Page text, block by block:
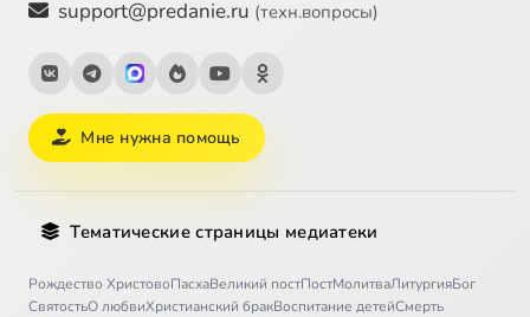
support@predanie.ru (техн.вопросы)
Мне нужна помощь
Тематические страницы медиатеки
Рождество ХристовоПасхаВеликий постПостМолитваЛитургияБог
СвятостьО любвиХристианский бракВоспитание детейСмерть